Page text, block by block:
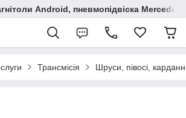
Android, пневмопідвіска
Трансмісія Шруси, півосі,